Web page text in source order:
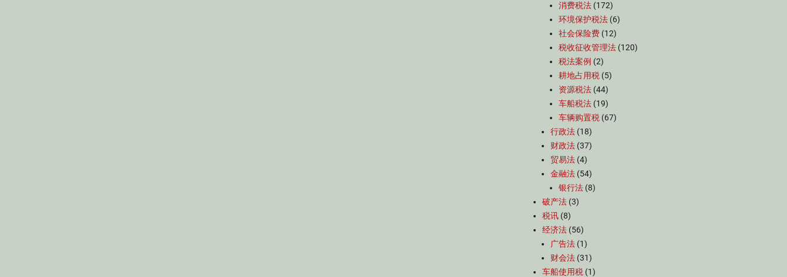
消费税法 (172)
环境保护税法 (6)
社会保险费 (12)
税收征收管理法 (120)
税法案例 (2)
耕地占用税 (5)
资源税法 (44)
车船税法 (19)
车辆购置税 (67)
行政法 (18)
财政法 (37)
贸易法 (4)
金融法 (54)
银行法 (8)
破产法 (3)
税讯 (8)
经济法 (56)
广告法 (1)
财会法 (31)
车船使用税 (1)